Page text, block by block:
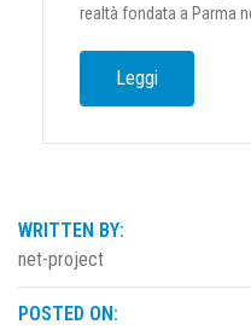
realtà fondata a Parma
Leggi
WRITTEN BY:
net-project
POSTED ON: